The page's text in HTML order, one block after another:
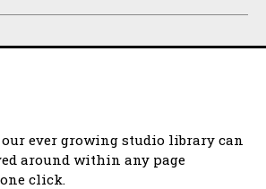
ever growing studio library can
around within any page
click.